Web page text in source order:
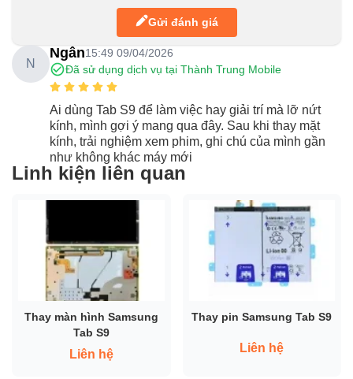
Gửi đánh giá
N
Ngân15:49 09/04/2026
Đã sử dụng dịch vụ tại Thành Trung Mobile
Ai dùng Tab S9 để làm việc hay giải trí mà lỡ nứt
kính, mình gợi ý mang qua đây. Sau khi thay mặt
kính, trải nghiệm xem phim, ghi chú của mình gần
như không khác máy mới
Linh kiện liên quan
Thay màn hình Samsung
Tab S9
Liên hệ
Thay pin Samsung Tab S9
Liên hệ